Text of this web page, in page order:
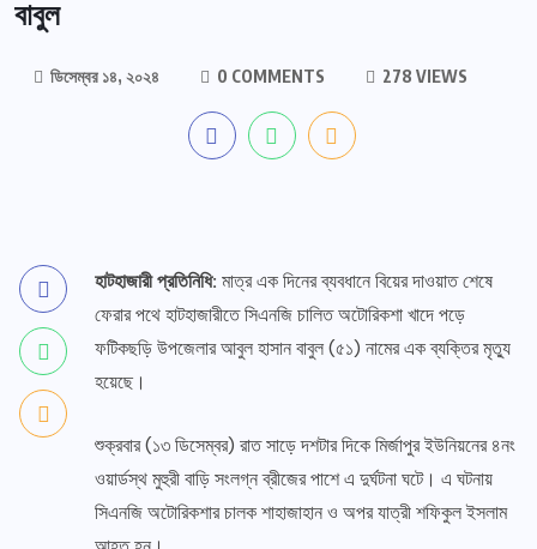
বাবুল
ডিসেম্বর ১৪, ২০২৪ 0 COMMENTS 278 VIEWS
হাটহাজারী প্রতিনিধি: মাত্র এক দিনের ব্যবধানে বিয়ের দাওয়াত শেষে
ফেরার পথে হাটহাজারীতে সিএনজি চালিত অটোরিকশা খাদে পড়ে
ফটিকছড়ি উপজেলার আবুল হাসান বাবুল (৫১) নামের এক ব্যক্তির মৃত্যু
হয়েছে।
শুক্রবার (১৩ ডিসেম্বর) রাত সাড়ে দশটার দিকে মির্জাপুর ইউনিয়নের ৪নং
ওয়ার্ডস্থ মুহুরী বাড়ি সংলগ্ন ব্রীজের পাশে এ দুর্ঘটনা ঘটে। এ ঘটনায়
সিএনজি অটোরিকশার চালক শাহাজাহান ও অপর যাত্রী শফিকুল ইসলাম